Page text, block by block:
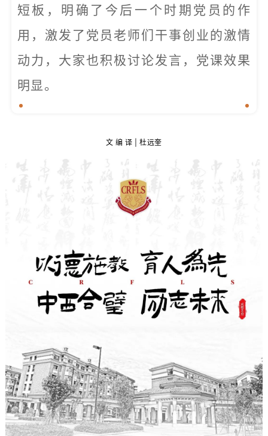
短板，明确了今后一个时期党员的作
用，激发了党员老师们干事创业的激情
动力，大家也积极讨论发言，党课效果
明显。
文 编 译 | 杜远奎